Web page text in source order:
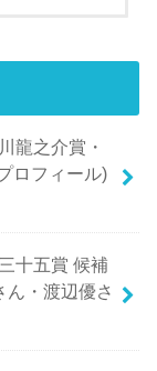
龍之介賞・
ロフィール)
十五賞 候補
・渡辺優さ